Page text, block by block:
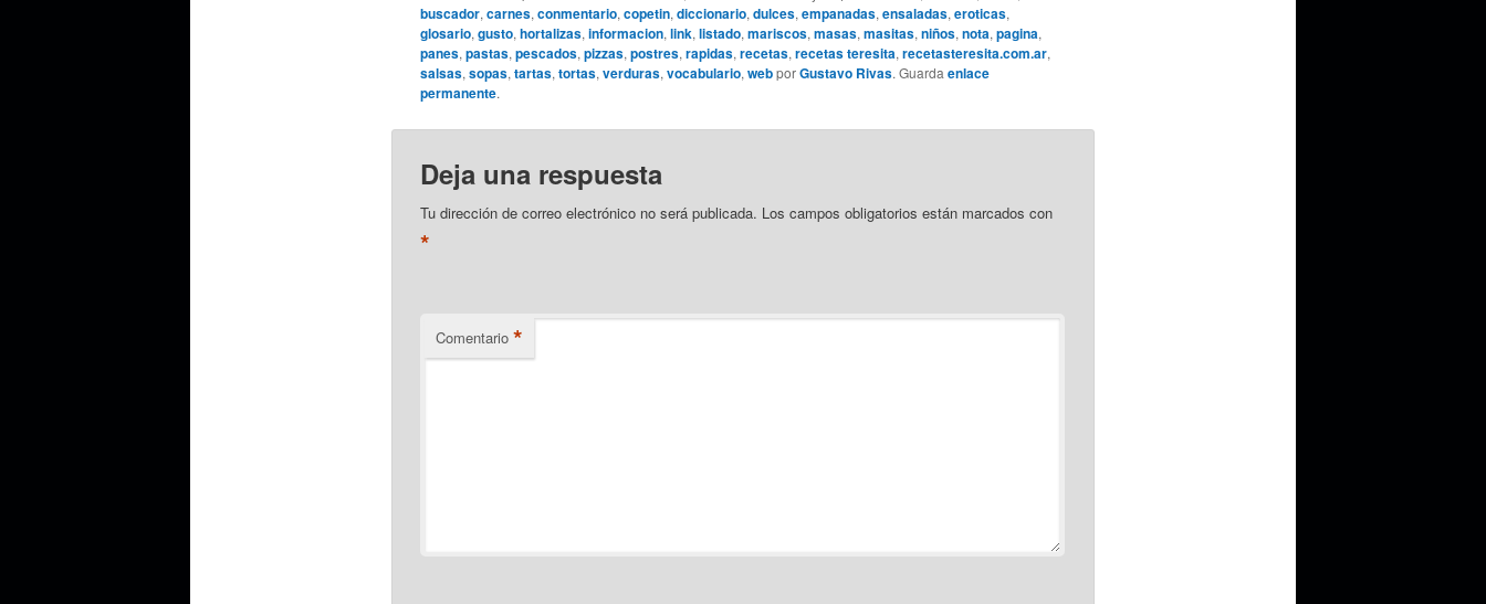
buscador, carnes, conmentario, copetin, diccionario, dulces, empanadas, ensaladas, eroticas,
glosario, gusto, hortalizas, informacion, link, listado, mariscos, masas, masitas, niños, nota, pagina,
panes, pastas, pescados, pizzas, postres, rapidas, recetas, recetas teresita, recetasteresita.com.ar,
salsas, sopas, tartas, tortas, verduras, vocabulario, webporGustavo Rivas. Guarda enlace
permanente.
Deja una respuesta
Tu dirección de correo electrónico no será publicada. Los campos obligatorios están marcados con
*
Comentario *